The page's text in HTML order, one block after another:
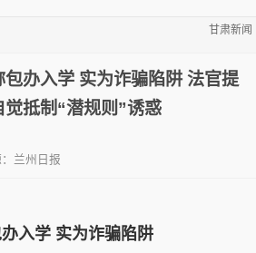
甘肃新闻
包办入学 实为诈骗陷阱 法官提
抵制“潜规则”诱惑
兰州日报
入学 实为诈骗陷阱